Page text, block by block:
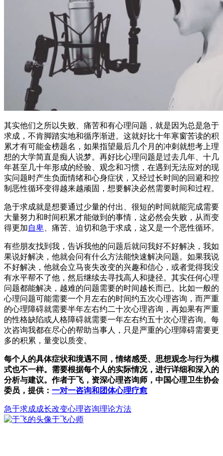
其实他们之所以失败、痛苦和有心理问题，就是因为总是急于
求成，不肯脚踏实地和循序渐进。这就好比十年寒窗苦读的积
累才有可能金榜题名，如果指望最后几个月的冲刺就想考上理
想的大学简直是痴人说梦。再好比心理问题是过去几年、十几
年甚至几十年形成的经验、观念和习惯，在遇到无法应对的现
实问题时产生负面情绪和心身症状，又经过长时间的回避和控
制恶性循环变得越来越顽固，想要解决必然需要时间和过程。
急于求成就是想要通过少量的付出、很短的时间就能完成需要
大量努力和时间积累才能做到的事情，这必然会失败，从而变
得更加自卑 、痛苦、迫切和急于求成，这又是一个恶性循环。
有些朋友找到我，告诉我他的问题后就问我好不好解决，我如
果说好解决，他就会问有什么方法能快速解决问题。如果我说
不好解决，他就会立马丧失改变的兴趣和信心，或者觉得我没
有水平帮不了他，然后继续去寻找高人和捷径。其实任何心理
问题都能解决，越难的问题需要的时间越长而已。比如一般的
心理问题可能需要一个月左右的时间约五次心理咨询，而严重
的心理障碍就需要半年左右约二十次心理咨询，再如果有严重
的性格缺陷或人格障碍就需要一年左右约五十次心理咨询。每
次咨询我都在尽心的帮助当事人，只是严重的心理障碍需要更
多的积累，量变以质变。
每个人的具体症状和境遇不同，情绪感受、思想观念与行为模
式也不一样。需要根据每个人的实际情况，进行详细和深入的
分析与建议。作者于飞，资深心理咨询师，中国心理卫生协会
委员，提供： 一对一咨询和团体心理疗愈
急于求成成长改变心理咨询理论方法
于飞心师